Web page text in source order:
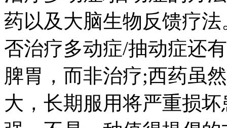
药以及大脑生物反馈疗
否治疗多动症/抽动症还
脾胃，而非治疗;西药虽
大，长期服用将严重损